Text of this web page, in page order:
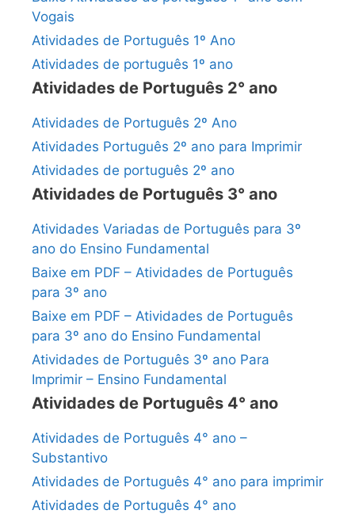
Vogais
Atividades de Português 1º Ano
Atividades de português 1º ano
Atividades de Português 2° ano
Atividades de Português 2º Ano
Atividades Português 2º ano para Imprimir
Atividades de português 2º ano
Atividades de Português 3° ano
Atividades Variadas de Português para 3º
ano do Ensino Fundamental
Baixe em PDF – Atividades de Português
para 3º ano
Baixe em PDF – Atividades de Português
para 3º ano do Ensino Fundamental
Atividades de Português 3º ano Para
Imprimir – Ensino Fundamental
Atividades de Português 4° ano
Atividades de Português 4° ano –
Substantivo
Atividades de Português 4° ano para imprimir
Atividades de Português 4° ano